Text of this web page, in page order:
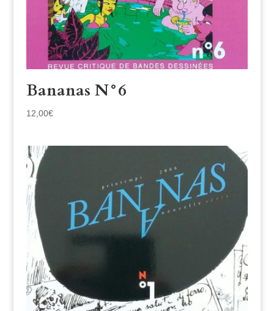
Bananas N°6
12,00€